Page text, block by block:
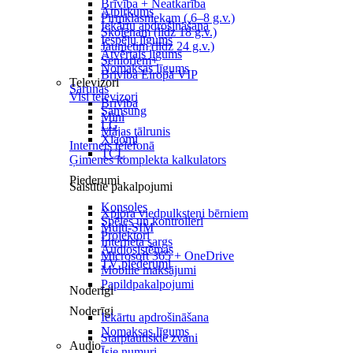
Brīvība + Neatkarība
Pirmklasniekam ( 6–8 g.v.)
Skolēnam (līdz 18 g.v.)
Jaunietim (līdz 24 g.v.)
Senioriem+
Brīvība Eiropā VIP
Sarunas
Brīvība
Mini
Mājas tālrunis
Internets telefonā
Ģimenes komplekta kalkulators
Saistītie pakalpojumi
Xplora viedpulksteņi bērniem
Multi-SIM
Interneta sargs
Microsoft 365 + OneDrive
Mobilie maksājumi
Papildpakalpojumi
Noderīgi
Starptautiskie zvani
Atpirkums
Iekārtu apdrošināšana
Iespēju līgums
Atvērtais līgums
Nomaksas līgums
Televizori
Visi televizori
Samsung
LG
Xiaomi
TCL
Piederumi
Konsoles
Spēles un kontrolieri
Projektori
Audiosistēmas
TV piederumi
Noderīgi
Iekārtu apdrošināšana
Nomaksas līgums
Audio